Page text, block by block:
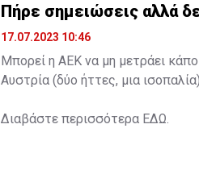
Πήρε σημειώσεις αλλά
17.07.2023 10:46
Μπορεί η ΑΕΚ να μη μετράει
Αυστρία (δύο ήττες, μια
Διαβάστε περισσότερα ΕΔΩ